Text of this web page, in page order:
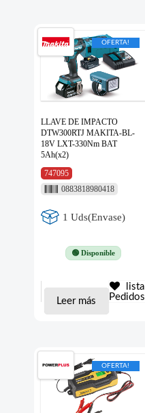
OFERTA!
LLAVE DE IMPACTO
DTW300RTJ MAKITA-BL-
18V LXT-330Nm BAT
5Ah(x2)
747095
0883818980418
1 Uds(Envase)
🟢 Disponible
Leer más
lista
Pedidos
OFERTA!